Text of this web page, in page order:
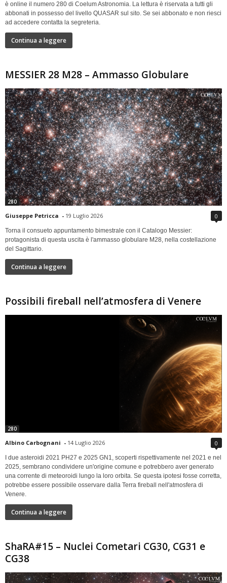
è online il numero 280 di Coelum Astronomia. La lettura è riservata a tutti gli
abbonati in possesso del livello QUASAR sul sito. Se sei abbonato e non riesci
ad accedere contatta la segreteria.
Continua a leggere
MESSIER 28 M28 – Ammasso Globulare
280
Giuseppe Petricca - 19 Luglio 2026 0
Torna il consueto appuntamento bimestrale con il Catalogo Messier:
protagonista di questa uscita è l'ammasso globulare M28, nella costellazione
del Sagittario.
Continua a leggere
Possibili fireball nell’atmosfera di Venere
280
Albino Carbognani - 14 Luglio 2026 0
I due asteroidi 2021 PH27 e 2025 GN1, scoperti rispettivamente nel 2021 e nel
2025, sembrano condividere un'origine comune e potrebbero aver generato
una corrente di meteoroidi lungo la loro orbita. Se questa ipotesi fosse corretta,
potrebbe essere possibile osservare dalla Terra fireball nell'atmosfera di
Venere.
Continua a leggere
ShaRA#15 – Nuclei Cometari CG30, CG31 e
CG38